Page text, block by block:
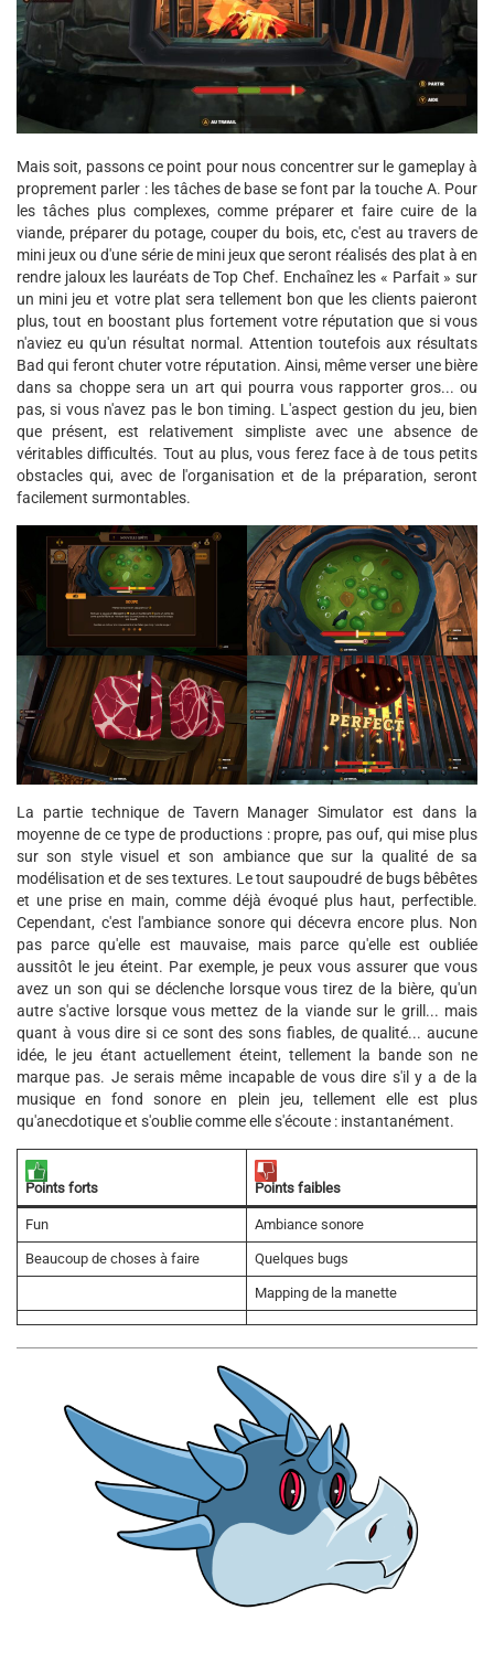
Mais soit, passons ce point pour nous concentrer sur le gameplay à
proprement parler : les tâches de base se font par la touche A. Pour
les tâches plus complexes, comme préparer et faire cuire de la
viande, préparer du potage, couper du bois, etc, c'est au travers de
mini jeux ou d'une série de mini jeux que seront réalisés des plat à en
rendre jaloux les lauréats de Top Chef. Enchaînez les « Parfait » sur
un mini jeu et votre plat sera tellement bon que les clients paieront
plus, tout en boostant plus fortement votre réputation que si vous
n'aviez eu qu'un résultat normal. Attention toutefois aux résultats
Bad qui feront chuter votre réputation. Ainsi, même verser une bière
dans sa choppe sera un art qui pourra vous rapporter gros... ou
pas, si vous n'avez pas le bon timing. L'aspect gestion du jeu, bien
que présent, est relativement simpliste avec une absence de
véritables difficultés. Tout au plus, vous ferez face à de tous petits
obstacles qui, avec de l'organisation et de la préparation, seront
facilement surmontables.
La partie technique de Tavern Manager Simulator est dans la
moyenne de ce type de productions : propre, pas ouf, qui mise plus
sur son style visuel et son ambiance que sur la qualité de sa
modélisation et de ses textures. Le tout saupoudré de bugs bêbêtes
et une prise en main, comme déjà évoqué plus haut, perfectible.
Cependant, c'est l'ambiance sonore qui décevra encore plus. Non
pas parce qu'elle est mauvaise, mais parce qu'elle est oubliée
aussitôt le jeu éteint. Par exemple, je peux vous assurer que vous
avez un son qui se déclenche lorsque vous tirez de la bière, qu'un
autre s'active lorsque vous mettez de la viande sur le grill... mais
quant à vous dire si ce sont des sons fiables, de qualité... aucune
idée, le jeu étant actuellement éteint, tellement la bande son ne
marque pas. Je serais même incapable de vous dire s'il y a de la
musique en fond sonore en plein jeu, tellement elle est plus
qu'anecdotique et s'oublie comme elle s'écoute : instantanément.
Points forts Points faibles
Fun Ambiance sonore
Beaucoup de choses à faire Quelques bugs
Mapping de la manette